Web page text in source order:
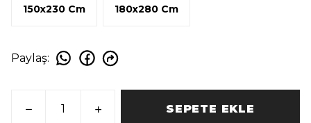
150x230 Cm 180x280 Cm
Paylaş:
SEPETE EKLE